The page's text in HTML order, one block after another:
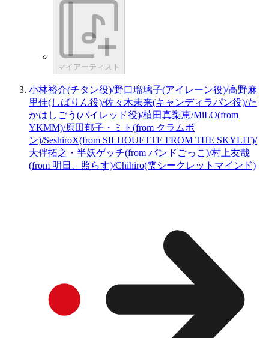
マイアーティスト
小林裕介(チタン役)/野口瑠璃子(アイレーン役)/高野麻
里佳(しばりん役)/佐々木未来(キャンディラパン役)/た
かはしごう(バイレッド役)/植田真梨恵/MiLO(from
YKMM)/原田郁子・ミト(from クラムボ
ン)/SeshiroX(from SILHOUETTE FROM THE SKYLIT)/
大伴拓之・半妖ゲッチ(from バンドごっこ)/村上友哉
(from 明日、照らす)/Chihiro(雫シークレットマインド)